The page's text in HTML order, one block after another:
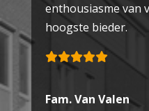
enthousiasme van
hoogste bieder.
Fam. Van Valen